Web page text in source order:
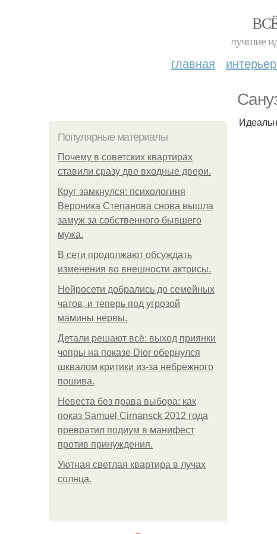
лучшие
главная
Популярные материалы
Почему в советских квартирах
ставили сразу две входные двери.
Круг замкнулся: психологиня
Вероника Степанова снова вышла
замуж за собственного бывшего
мужа.
В сети продолжают обсуждать
изменения во внешности актрисы.
Нейросети добрались до семейных
чатов, и теперь под угрозой
мамины нервы.
Детали решают всё: выход приянки
чопры на показе Dior обернулся
шквалом критики из-за небрежного
пошива.
Невеста без права выбора: как
показ Samuel Cirnansck 2012 года
превратил подиум в манифест
против принуждения.
Уютная светлая квартира в лучах
солнца.